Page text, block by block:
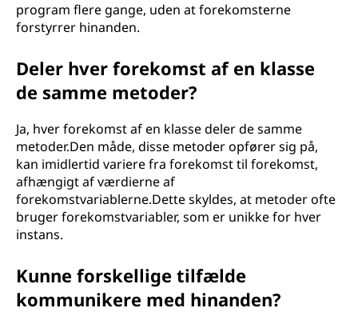
program flere gange, uden at forekomsterne
forstyrrer hinanden.
Deler hver forekomst af en klasse
de samme metoder?
Ja, hver forekomst af en klasse deler de samme
metoder.Den måde, disse metoder opfører sig på,
kan imidlertid variere fra forekomst til forekomst,
afhængigt af værdierne af
forekomstvariablerne.Dette skyldes, at metoder ofte
bruger forekomstvariabler, som er unikke for hver
instans.
Kunne forskellige tilfælde
kommunikere med hinanden?